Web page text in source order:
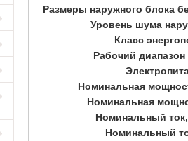
Размеры наружного блока
Уровень шума
Класс
Рабочий
Номинальная
Номинальная
Номинальный
Номинальный